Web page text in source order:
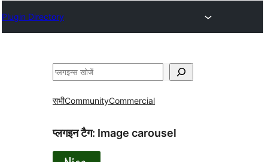
Plugin Directory
खोजें
सभीCommunityCommercial
प्लगइन टैग: Image carousel